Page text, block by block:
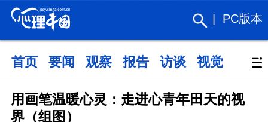
PC版本
首页 要闻 观察 报告 访谈 视觉 政策
用画笔温暖心灵：走进心青年田天的视
界（组图）